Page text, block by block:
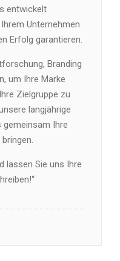
entwickelt
Unternehmen
Erfolg garantieren.
Branding
um Ihre Marke
Zielgruppe zu
langjährige
gemeinsam Ihre
lassen Sie uns Ihre